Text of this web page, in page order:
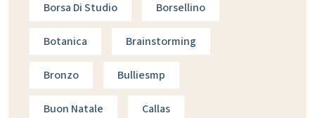
Borsa Di Studio Borsellino
Botanica Brainstorming
Bronzo Bulliesmp
Buon Natale Callas